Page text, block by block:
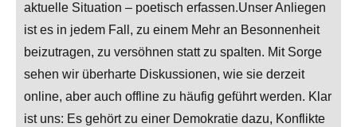
aktuelle Situation – poetisch erfassen.Unser Anliegen
ist es in jedem Fall, zu einem Mehr an Besonnenheit
beizutragen, zu versöhnen statt zu spalten. Mit Sorge
sehen wir überharte Diskussionen, wie sie derzeit
online, aber auch offline zu häufig geführt werden. Klar
ist uns: Es gehört zu einer Demokratie dazu, Konflikte